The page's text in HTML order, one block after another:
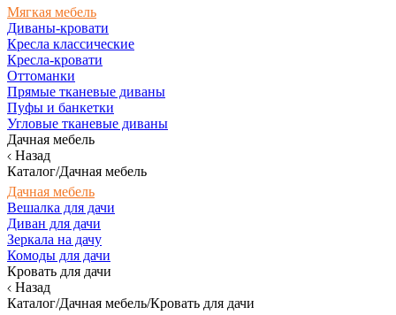
Мягкая мебель
Диваны-кровати
Кресла классические
Кресла-кровати
Оттоманки
Прямые тканевые диваны
Пуфы и банкетки
Угловые тканевые диваны
Дачная мебель
Назад
Каталог/Дачная мебель
Дачная мебель
Вешалка для дачи
Диван для дачи
Зеркала на дачу
Комоды для дачи
Кровать для дачи
Назад
Каталог/Дачная мебель/Кровать для дачи